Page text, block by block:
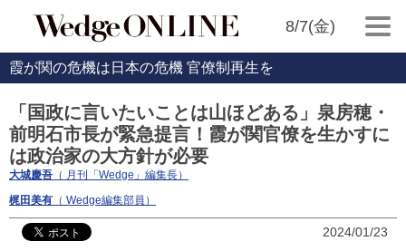
8/7(金)
霞が関の危機は日本の危機 官僚制再生を
「国政に言いたいことは山ほどある」泉房穂・
前明石市長が緊急提言！霞が関官僚を生かすに
は政治家の大方針が必要
大城慶吾 （ 月刊「Wedge」編集長）
梶田美有 （ Wedge編集部員）
2024/01/23